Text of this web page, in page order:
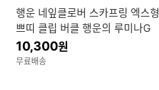
행운 네잎클로버 스카프링 엑스형
쁘띠 클립 버클 행운의 루미나G
네잎클로버 스카프링
10,300원
무료배송